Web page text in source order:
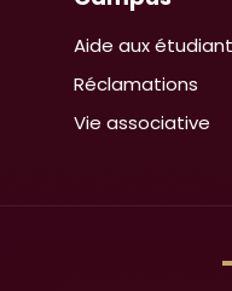
Aide aux
Réclamations
Vie associative